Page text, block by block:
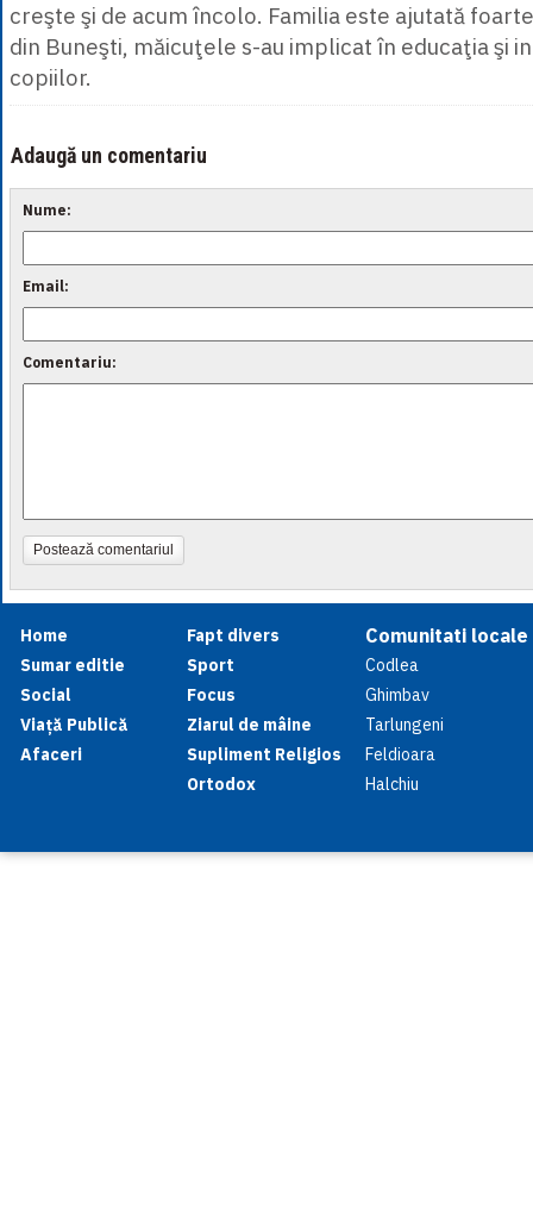
creşte şi de acum încolo. Familia este ajutată
din Buneşti, măicuţele s-au implicat în educaţia şi
copiilor.
Adaugă un comentariu
Nume:
Email:
Comentariu:
Postează comentariul
Home
Sumar editie
Social
Viață Publică
Afaceri
Fapt divers
Sport
Focus
Ziarul de mâine
Supliment Religios
Ortodox
Comunitati locale
Codlea
Ghimbav
Tarlungeni
Feldioara
Halchiu